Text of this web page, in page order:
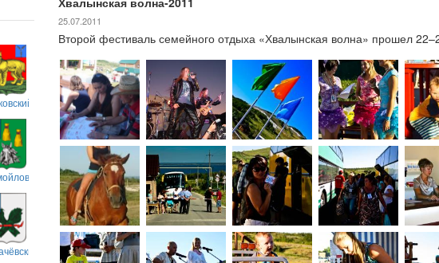
25.07.2011
Второй фестиваль семейного отдыха «Хвалынская волна» прошел